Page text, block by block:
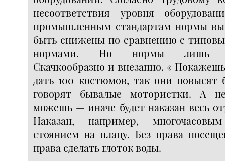
несоответствия уровня
промышленным стандартам нормы
быть снижены по сравнению с
нормами. Но нормы лишь
Скачкообразно и внезапно. «
дать 100 костюмов, так они повысят
говорят бывалые мотористки. А
можешь — иначе будет наказан весь
Наказан, например,
стоянием на плацу. Без права
права сделать глоток воды.